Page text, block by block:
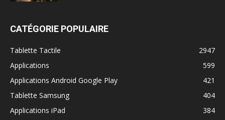
CATÉGORIE POPULAIRE
Tablette Tactile
2947
Applications
599
Applications Android Google Play
421
Tablette Samsung
404
Applications iPad
384